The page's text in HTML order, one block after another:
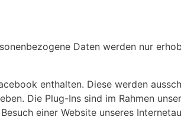
Daten werden nur
enthalten. Diese werden
Die Plug-Ins sind im Rahmen
einer Website unseres